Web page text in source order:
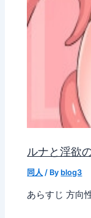
ルナと淫欲
同人 / By blog3
あらすじ 方向